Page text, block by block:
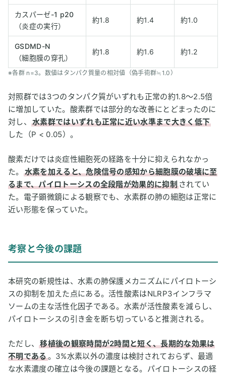
カスパーゼ-1 p20
（炎症の実行）
約1.8 約1.4 約1.0
GSDMD-N
（細胞膜の穿孔）
約1.8 約1.6 約1.2
※各群 n=3。数値はタンパク質量の相対値（偽手術群≒1.0）
対照群では3つのタンパク質がいずれも正常の約1.8〜2.5倍
に増加していた。酸素群では部分的な改善にとどまったのに
対し、
水素群ではいずれも正常に近い水準まで大きく低下
した（P < 0.05）。
酸素だけでは炎症性細胞死の経路を十分に抑えられなかっ
た。
水素を加えると、危険信号の感知から細胞膜の破壊に至
るまで、パイロトーシスの全段階が効果的に抑制 されてい
た。電子顕微鏡による観察でも、水素群の肺の細胞は正常に
近い形態を保っていた。
考察と今後の課題
本研究の新規性は、水素の肺保護メカニズムにパイロトーシ
スの抑制を加えた点にある。活性酸素はNLRP3インフラマ
ソームの主な活性化因子である。水素が活性酸素を減らし、
パイロトーシスの引き金を断ち切っていると推測される。
ただし、移植後の観察時間が2時間と短く、長期的な効果は
不明である。3%水素以外の濃度は検討されておらず、最適
な水素濃度の確立は今後の課題となる。パイロトーシスの経